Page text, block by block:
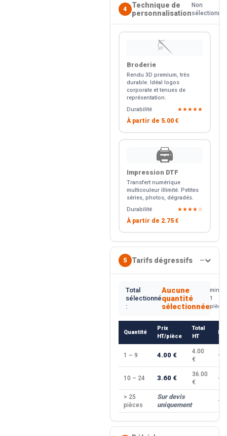
4
Technique de
personnalisation
Non
sélectionné
🪡
Broderie
Rendu 3D premium, très
durable. Idéal logos
corporate et tenues de
représentation.
Durabilité
★★★★★
À partir de 5.00 €
🖨️
Impression DTF
Transfert numérique
multicouleur illimité. Petites
séries, photos, dégradés.
Durabilité
★★★★☆
À partir de 2.75 €
5 Tarifs dégressifs —
Total
sélectionné
:
Aucune
quantité
sélectionnée
min.
1
pièce
Quantité
Prix
HT/pièce
Total
HT
1 – 9 4.00 €
4.00
€
—
10 – 24 3.60 €
36.00
€
> 25
pièces
Sur devis
uniquement
—